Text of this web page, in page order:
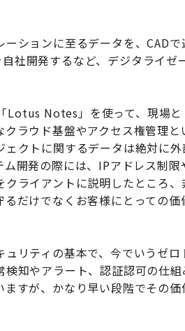
ションに至るデータを、CAD
社開発するなど、デジタライゼ
Notes」を使って、現場と
ラウド基盤やアクセス権管理
クトに関するデータは絶対に
開発の際には、IPアドレス制
ライアントに説明したところ
だけでなくお客様にとっての
リティの基本で、今でいうゼロ
知やアラート、認証認可の仕
すが、かなり早い段階でその